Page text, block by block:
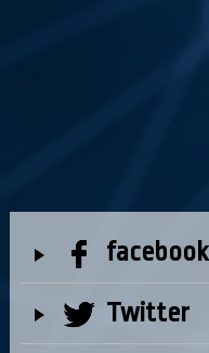
facebook
Twitter